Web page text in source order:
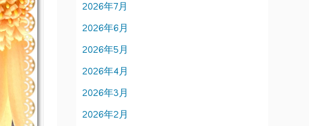
2026年7月
2026年6月
2026年5月
2026年4月
2026年3月
2026年2月